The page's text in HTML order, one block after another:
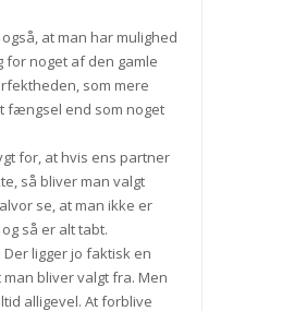
at man har mulighed
for noget af den gamle
som mere
fængsel end som noget
for, at hvis ens partner
så bliver man valgt
se, at man ikke er
så er alt tabt.
Der ligger jo faktisk en
bliver valgt fra. Men
alligevel. At forblive